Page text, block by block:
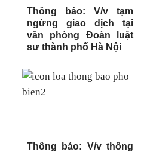
Thông báo: V/v tạm
ngừng giao dịch tại
văn phòng Đoàn luật
sư thành phố Hà Nội
Thông báo: V/v thông